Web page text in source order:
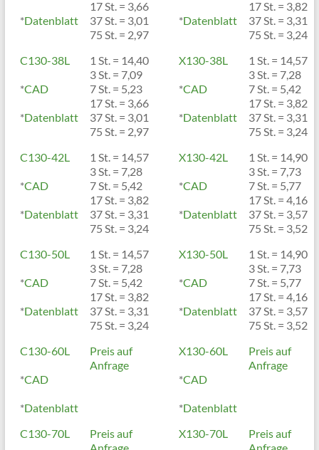
*Datenblatt
17 St. = 3,66
37 St. = 3,01
75 St. = 2,97
*Datenblatt
17 St. = 3,82
37 St. = 3,31
75 St. = 3,24
C130-38L
*CAD
*Datenblatt
1 St. = 14,40
3 St. = 7,09
7 St. = 5,23
17 St. = 3,66
37 St. = 3,01
75 St. = 2,97
X130-38L
*CAD
*Datenblatt
1 St. = 14,57
3 St. = 7,28
7 St. = 5,42
17 St. = 3,82
37 St. = 3,31
75 St. = 3,24
C130-42L
*CAD
*Datenblatt
1 St. = 14,57
3 St. = 7,28
7 St. = 5,42
17 St. = 3,82
37 St. = 3,31
75 St. = 3,24
X130-42L
*CAD
*Datenblatt
1 St. = 14,90
3 St. = 7,73
7 St. = 5,77
17 St. = 4,16
37 St. = 3,57
75 St. = 3,52
C130-50L
*CAD
*Datenblatt
1 St. = 14,57
3 St. = 7,28
7 St. = 5,42
17 St. = 3,82
37 St. = 3,31
75 St. = 3,24
X130-50L
*CAD
*Datenblatt
1 St. = 14,90
3 St. = 7,73
7 St. = 5,77
17 St. = 4,16
37 St. = 3,57
75 St. = 3,52
C130-60L
*CAD
*Datenblatt
Preis auf
Anfrage
X130-60L
*CAD
*Datenblatt
Preis auf
Anfrage
C130-70L
Preis auf
X130-70L
Preis auf